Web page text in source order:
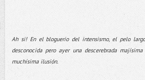
Ah si! En el bloguerio del intensismo, el pelo
desconocida pero ayer una descerebrada
muchísima ilusión.